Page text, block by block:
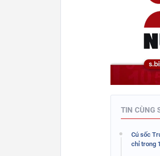
TIN CÙNG
Cú sốc
chỉ trong